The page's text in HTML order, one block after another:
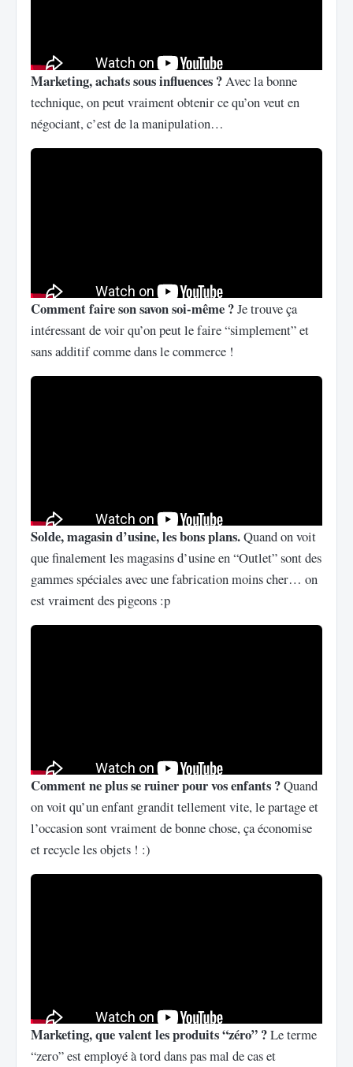
Marketing, achats sous influences ? Avec la bonne
technique, on peut vraiment obtenir ce qu’on veut en
négociant, c’est de la manipulation…
Comment faire son savon soi-même ?Je trouve ça
intéressant de voir qu’on peut le faire “simplement” et
sans additif comme dans le commerce !
Solde, magasin d’usine, les bons plans.Quand on voit
que finalement les magasins d’usine en “Outlet” sont des
gammes spéciales avec une fabrication moins cher… on
est vraiment des pigeons :p
Comment ne plus se ruiner pour vos enfants ?Quand
on voit qu’un enfant grandit tellement vite, le partage et
l’occasion sont vraiment de bonne chose, ça économise
et recycle les objets ! :)
Marketing, que valent les produits “zéro” ?Le terme
“zero” est employé à tord dans pas mal de cas et